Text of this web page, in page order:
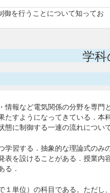
御を行うことについて知ってお
学
報など電気関係の分野を専
たすようになってきている．
に制御する一連の流れについ
学習する．抽象的な理論式の
表を設けることがある．授業
る．
単位）の科目である。ただし